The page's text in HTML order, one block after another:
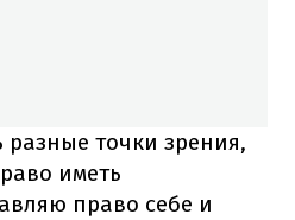
точки зрения,
иметь
право себе и